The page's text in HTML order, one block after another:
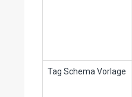
Tag Schema Vorlage